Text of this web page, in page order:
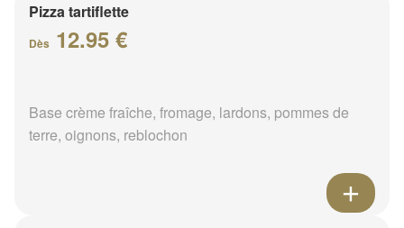
Pizza tartiflette
Dès 12.95 €
Base crème fraîche, fromage, lardons, pommes de
terre, oignons, reblochon